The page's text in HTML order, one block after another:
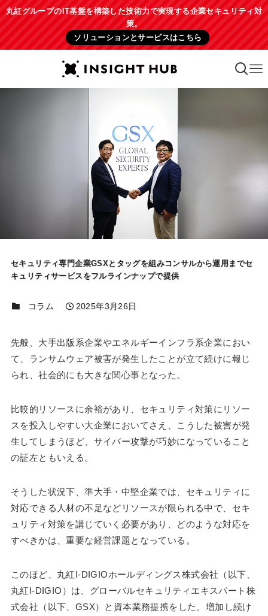
丸紅グループのIT基盤を構築した技術力で実現する企業セキュリティ対
策。
ソリューションとサービスはこちら
セキュリティ専門企業GSXとタッグを組みコンサルから運用までセ
キュリティサービスをフルラインナップで提供
コラム 2025年3月26日
先般、大手出版系企業やエネルギーインフラ系企業におい
て、ランサムウェア被害が発生したことが立て続けに報じ
られ、社会的にも大きな関心事となった。
比較的リソースに余裕があり、セキュリティ対策にリソー
スを投入しやすい大企業においてさえ、こうした被害が発
生してしまうほど、サイバー攻撃が巧妙になっていること
の証左ともいえる。
そうした状況下、準大手・中堅企業では、セキュリティに
対応できる人材の不足などリソースが限られる中で、セキ
ュリティ対策を講じていく必要があり、どのような対応を
すべきかは、重要な経営課題となっている。
このほど、丸紅I-DIGIOホールディングス株式会社（以下、
丸紅I-DIGIO）は、グローバルセキュリティエキスパート株
式会社（以下、GSX）と資本業務提携をした。増加し続け